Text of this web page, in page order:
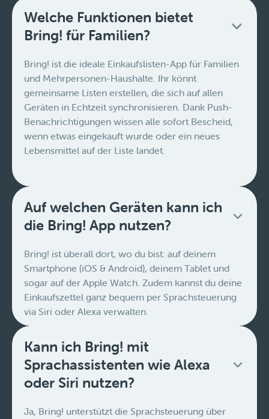
Welche Funktionen bietet
Bring! für Familien?
Bring! ist die ideale Einkaufslisten-App für Familien
und Mehrpersonen-Haushalte. Ihr könnt
gemeinsame Listen erstellen, die sich auf allen
Geräten in Echtzeit synchronisieren. Dank Push-
Benachrichtigungen wissen alle sofort Bescheid,
wenn etwas eingekauft wurde oder ein neues
Lebensmittel auf der Liste landet.
Auf welchen Geräten kann ich
die Bring! App nutzen?
Bring! ist überall dort, wo du bist: auf deinem
Smartphone (iOS & Android), deinem Tablet und
sogar auf der Apple Watch. Zudem kannst du deine
Einkaufszettel ganz bequem per Sprachsteuerung
via Siri oder Alexa verwalten.
Kann ich Bring! mit
Sprachassistenten wie Alexa
oder Siri nutzen?
Ja, Bring! unterstützt die Sprachsteuerung über